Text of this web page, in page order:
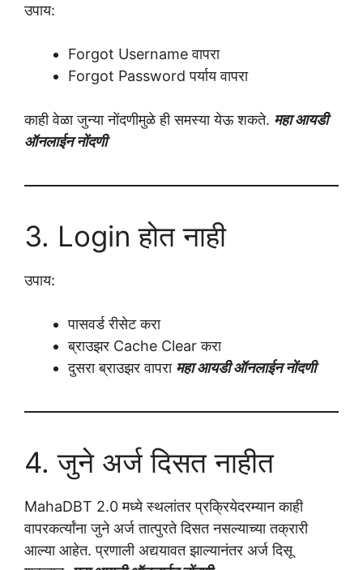
उपाय:
Forgot Username वापरा
Forgot Password पर्याय वापरा
काही वेळा जुन्या नोंदणीमुळे ही समस्या येऊ शकते. महा आयडी
ऑनलाईन नोंदणी
3. Login होत नाही
उपाय:
पासवर्ड रीसेट करा
ब्राउझर Cache Clear करा
दुसरा ब्राउझर वापरा महा आयडी ऑनलाईन नोंदणी
4. जुने अर्ज दिसत नाहीत
MahaDBT 2.0 मध्ये स्थलांतर प्रक्रियेदरम्यान काही
वापरकर्त्यांना जुने अर्ज तात्पुरते दिसत नसल्याच्या तक्रारी
आल्या आहेत. प्रणाली अद्ययावत झाल्यानंतर अर्ज दिसू